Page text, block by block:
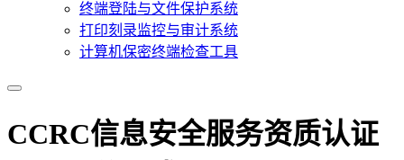
终端登陆与文件保护系统
打印刻录监控与审计系统
计算机保密终端检查工具
CCRC信息安全服务资质认证